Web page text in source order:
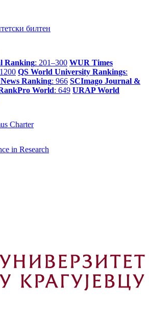
билтен
Ranking: 201–300 WUR Times
QS World University Rankings:
Ranking: 966 SCImago Journal &
World: 649 URAP World
Charter
in Research